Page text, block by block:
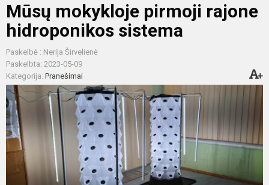
Mūsų mokykloje pirmoji rajone
hidroponikos sistema
Paskelbė : Nerija Širvelienė
Paskelbta: 2023-05-09
Kategorija: Pranešimai